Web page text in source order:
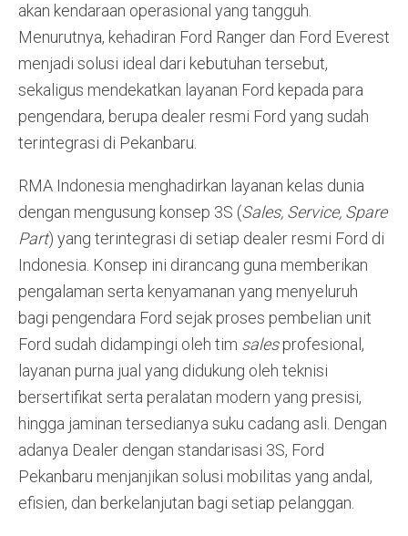
akan kendaraan operasional yang tangguh.
Menurutnya, kehadiran Ford Ranger dan Ford Everest
menjadi solusi ideal dari kebutuhan tersebut,
sekaligus mendekatkan layanan Ford kepada para
pengendara, berupa dealer resmi Ford yang sudah
terintegrasi di Pekanbaru.
RMA Indonesia menghadirkan layanan kelas dunia
dengan mengusung konsep 3S (Sales, Service, Spare
Part) yang terintegrasi di setiap dealer resmi Ford di
Indonesia. Konsep ini dirancang guna memberikan
pengalaman serta kenyamanan yang menyeluruh
bagi pengendara Ford sejak proses pembelian unit
Ford sudah didampingi oleh tim salesprofesional,
layanan purna jual yang didukung oleh teknisi
bersertifikat serta peralatan modern yang presisi,
hingga jaminan tersedianya suku cadang asli. Dengan
adanya Dealer dengan standarisasi 3S, Ford
Pekanbaru menjanjikan solusi mobilitas yang andal,
efisien, dan berkelanjutan bagi setiap pelanggan.